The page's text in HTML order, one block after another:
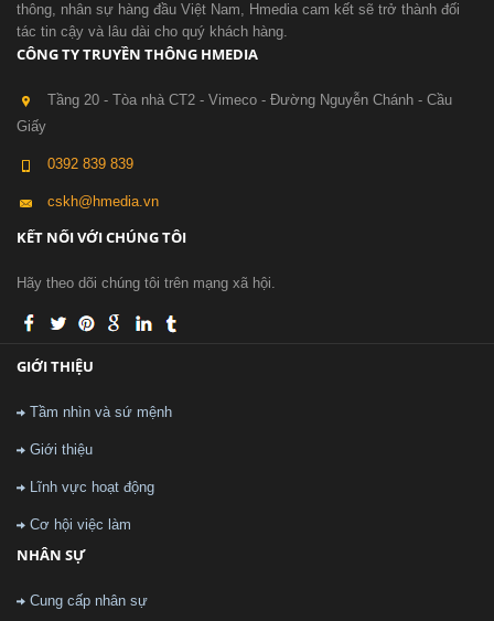
thông, nhân sự hàng đầu Việt Nam, Hmedia cam kết sẽ trở thành đối
tác tin cậy và lâu dài cho quý khách hàng.
CÔNG TY TRUYỀN THÔNG HMEDIA
Tầng 20 - Tòa nhà CT2 - Vimeco - Đường Nguyễn Chánh - Cầu
Giấy
0392 839 839
cskh@hmedia.vn
KẾT NỐI VỚI CHÚNG TÔI
Hãy theo dõi chúng tôi trên mạng xã hội.
GIỚI THIỆU
Tầm nhìn và sứ mệnh
Giới thiệu
Lĩnh vực hoạt động
Cơ hội việc làm
NHÂN SỰ
Cung cấp nhân sự